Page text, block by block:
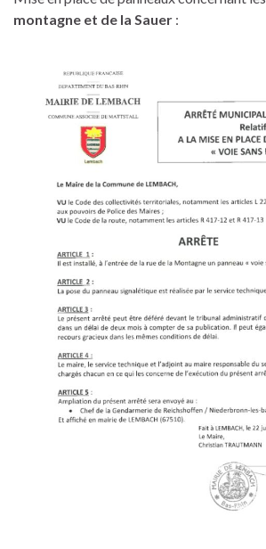
montagne et de la Sauer :